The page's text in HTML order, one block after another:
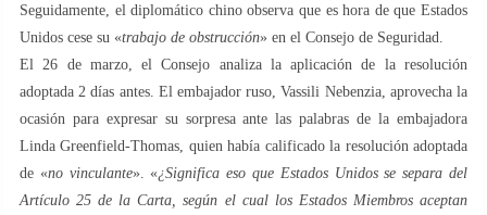
Seguidamente, el diplomático chino observa que es hora de que Estados
Unidos cese su «trabajo de obstrucción» en el Consejo de Seguridad.
El 26 de marzo, el Consejo analiza la aplicación de la resolución
adoptada 2 días antes. El embajador ruso, Vassili Nebenzia, aprovecha la
ocasión para expresar su sorpresa ante las palabras de la embajadora
Linda Greenfield-Thomas, quien había calificado la resolución adoptada
de «no vinculante». «¿Significa eso que Estados Unidos se separa del
Artículo 25 de la Carta, según el cual los Estados Miembros aceptan